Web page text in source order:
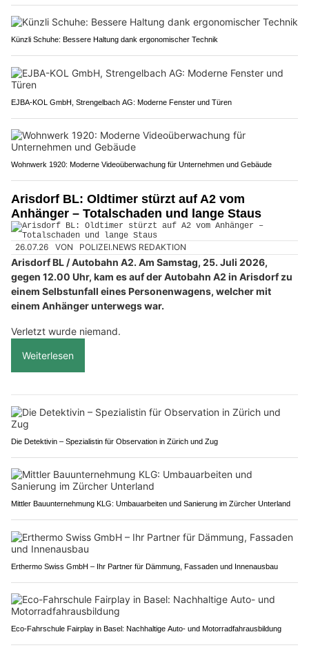
Künzli Schuhe: Bessere Haltung dank ergonomischer Technik
EJBA-KOL GmbH, Strengelbach AG: Moderne Fenster und Türen
Wohnwerk 1920: Moderne Videoüberwachung für Unternehmen und Gebäude
Arisdorf BL: Oldtimer stürzt auf A2 vom
Anhänger – Totalschaden und lange Staus
26.07.26 VON POLIZEI.NEWS REDAKTION
Arisdorf BL / Autobahn A2. Am Samstag, 25. Juli 2026,
gegen 12.00 Uhr, kam es auf der Autobahn A2 in Arisdorf zu
einem Selbstunfall eines Personenwagens, welcher mit
einem Anhänger unterwegs war.
Verletzt wurde niemand.
Weiterlesen
Die Detektivin – Spezialistin für Observation in Zürich und Zug
Mittler Bauunternehmung KLG: Umbauarbeiten und Sanierung im Zürcher Unterland
Erthermo Swiss GmbH – Ihr Partner für Dämmung, Fassaden und Innenausbau
Eco-Fahrschule Fairplay in Basel: Nachhaltige Auto- und Motorradfahrausbildung